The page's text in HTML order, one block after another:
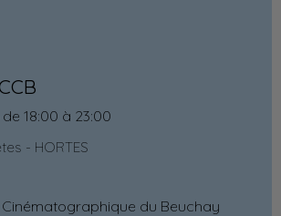
de 18:00 à 23:00
- HORTES
du Beuchay